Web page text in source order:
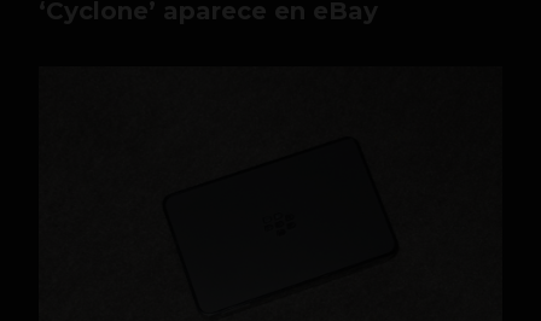
‘Cyclone’ aparece en eBay